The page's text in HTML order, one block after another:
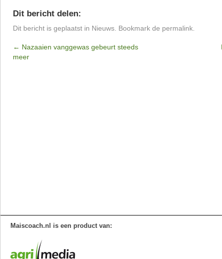
Dit bericht delen:
Dit bericht is geplaatst in Nieuws . Bookmark de permalink
← Nazaaien vanggewas gebeurt steeds
meer
Maiscoach.nl is een product van: